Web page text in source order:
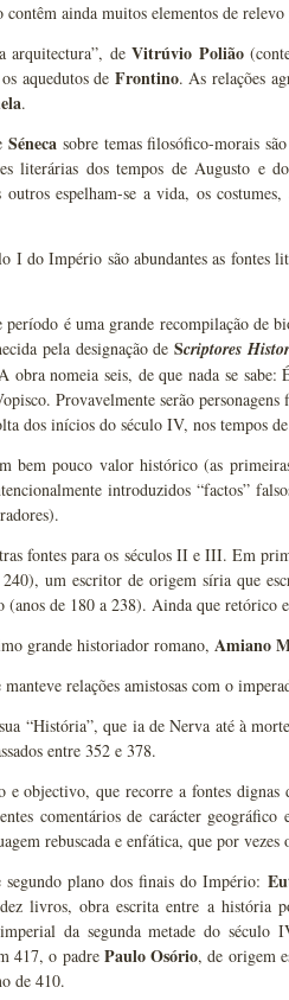
contêm ainda muitos elementos de
arquitectura”, deVitrúvio Polião
aquedutos de Frontino. As relações
.
Séneca sobre temas filosófico-morais
literárias dos tempos de Augusto e
espelham-se a vida, os
I do Império são abundantes as fontes
é uma grande recompilação de
pela designação deScriptores
obra nomeia seis, de que nada se
Provavelmente serão
dos inícios do século IV, nos tempos
bem pouco valor histórico (as
introduzidos “factos”
fontes para os séculos II e III. Em
um escritor de origem síria que
de 180 a 238). Ainda que retórico
grande historiador romano, Amiano
relações amistosas com o
“História”, que ia de Nerva até à
entre 352 e 378.
objectivo, que recorre a fontes
comentários de carácter
rebuscada e enfática, que por
plano dos finais do Império:
livros, obra escrita entre a história
da segunda metade do século
417, o padre Paulo Osório, de origem
de 410.